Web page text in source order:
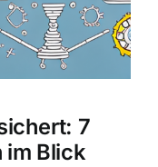
7
Blick